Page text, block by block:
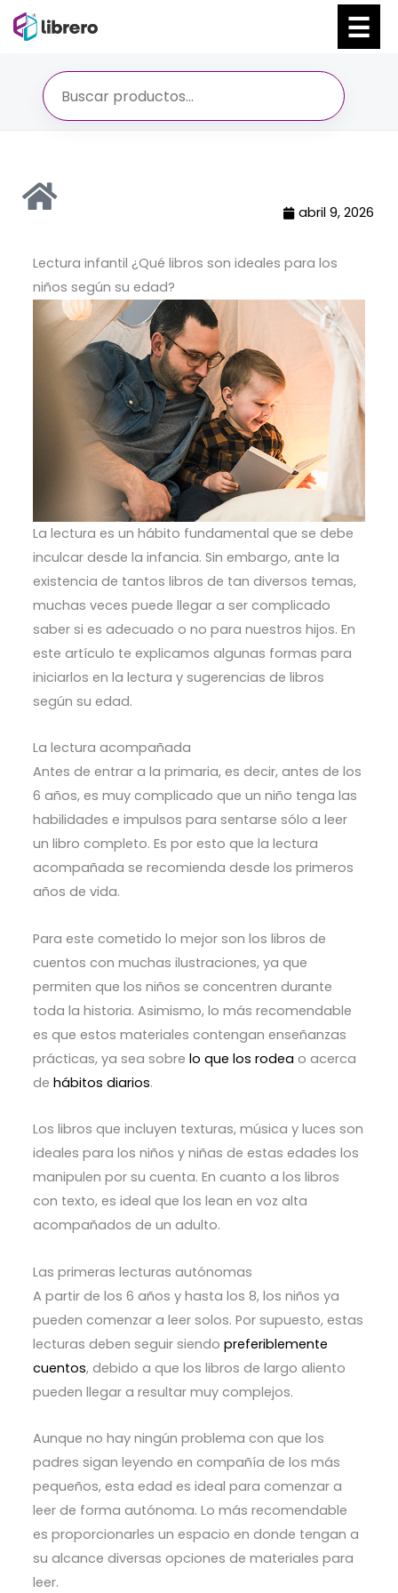
abril 9, 2026
Lectura infantil ¿Qué libros son ideales para los
niños según su edad?
La lectura es un hábito fundamental que se debe
inculcar desde la infancia. Sin embargo, ante la
existencia de tantos libros de tan diversos temas,
muchas veces puede llegar a ser complicado
saber si es adecuado o no para nuestros hijos. En
este artículo te explicamos algunas formas para
iniciarlos en la lectura y sugerencias de libros
según su edad.
La lectura acompañada
Antes de entrar a la primaria, es decir, antes de los
6 años, es muy complicado que un niño tenga las
habilidades e impulsos para sentarse sólo a leer
un libro completo. Es por esto que la lectura
acompañada se recomienda desde los primeros
años de vida.
Para este cometido lo mejor son los libros de
cuentos con muchas ilustraciones, ya que
permiten que los niños se concentren durante
toda la historia. Asimismo, lo más recomendable
es que estos materiales contengan enseñanzas
prácticas, ya sea sobre lo que los rodea o acerca
de hábitos diarios.
Los libros que incluyen texturas, música y luces son
ideales para los niños y niñas de estas edades los
manipulen por su cuenta. En cuanto a los libros
con texto, es ideal que los lean en voz alta
acompañados de un adulto.
Las primeras lecturas autónomas
A partir de los 6 años y hasta los 8, los niños ya
pueden comenzar a leer solos. Por supuesto, estas
lecturas deben seguir siendo preferiblemente
cuentos, debido a que los libros de largo aliento
pueden llegar a resultar muy complejos.
Aunque no hay ningún problema con que los
padres sigan leyendo en compañía de los más
pequeños, esta edad es ideal para comenzar a
leer de forma autónoma. Lo más recomendable
es proporcionarles un espacio en donde tengan a
su alcance diversas opciones de materiales para
leer.